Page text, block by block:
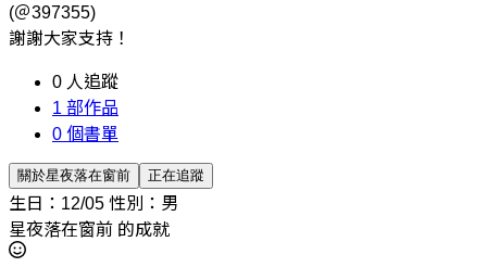
(＠397355)
謝謝大家支持！
0 人追蹤
1 部作品
0 個書單
關於星夜落在窗前 正在追蹤
生日：12/05 性別：男
星夜落在窗前 的成就